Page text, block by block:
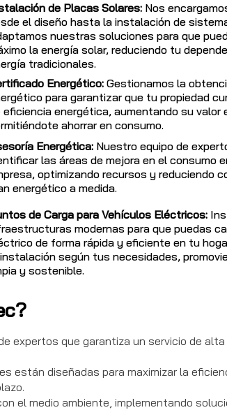
de Placas Solares: Nos
el diseño hasta la instalación de
nuestras soluciones para que
la energía solar, reduciendo tu
tradicionales.
Energético: Gestionamos la
para garantizar que tu propiedad
eficiencia energética, aumentando su valor
ahorrar en consumo.
Energética: Nuestro equipo de
las áreas de mejora en el consumo
optimizando recursos y reduciendo
energético a medida.
de Carga para Vehículos Eléctricos:
modernas para que puedas
de forma rápida y eficiente en tu
según tus necesidades,
y sostenible.
expertos que garantiza un servicio de alta
están diseñadas para maximizar la
el medio ambiente, implementando